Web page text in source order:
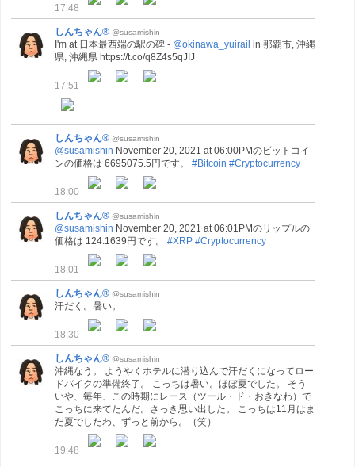
17:48
しんちゃん® @susamishin
I'm at 日本最西端の駅の碑 - @okinawa_yuirail in 那覇市, 沖縄
県, 沖縄県 https://t.co/q8Z4s5qJIJ
17:51
しんちゃん® @susamishin
@susamishin November 20, 2021 at 06:00PMのビットコイ
ンの価格は 6695075.5円です。 #Bitcoin #Cryptocurrency
18:00
しんちゃん® @susamishin
@susamishin November 20, 2021 at 06:01PMのリップルの
価格は 124.1639円です。 #XRP #Cryptocurrency
18:01
しんちゃん® @susamishin
汗だく。暑い。
18:30
しんちゃん® @susamishin
沖縄なう。 ようやくホテルに潜り込んで汗だくになってロー
ドバイクの準備終了。 こっちは暑い。ほぼ夏でした。 そう
いや、毎年、この時期にレース（ツール・ド・おきなわ）で
こっちに来てたんだ。さっき思い出した。 こっちは11月はま
だ夏でしたわ、ずっと前から。（笑）
19:48